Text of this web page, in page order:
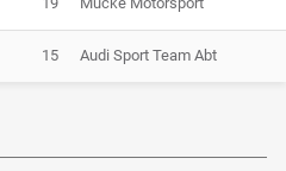
15 Audi Sport Team Abt